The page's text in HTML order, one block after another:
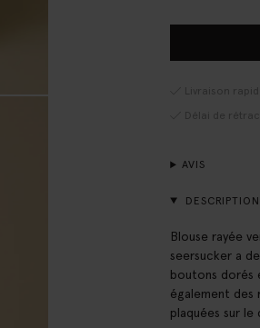
Livraison rapide
Délai de
AVIS
DESCRIPTION
Blouse rayée
seersucker a
boutons dorés
également des
plaquées sur